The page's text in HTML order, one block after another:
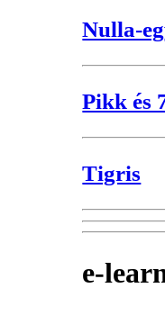
Nulla-
Pikk és
Tigris
e-